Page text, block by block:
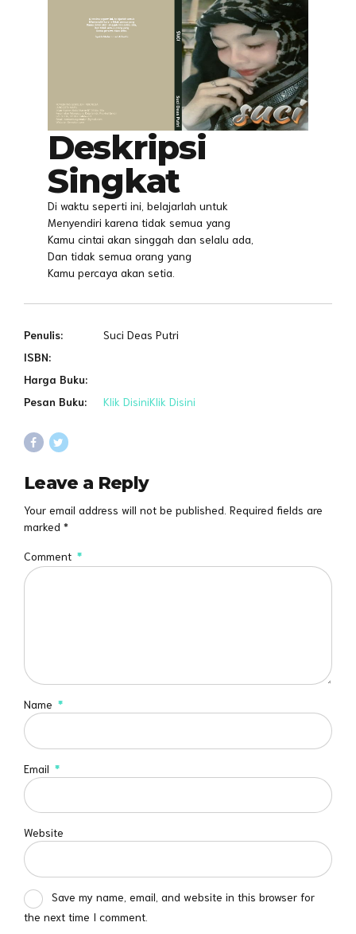
Deskripsi
Singkat
Di waktu seperti ini, belajarlah untuk
Menyendiri karena tidak semua yang
Kamu cintai akan singgah dan selalu ada,
Dan tidak semua orang yang
Kamu percaya akan setia.
Penulis:
Suci Deas Putri
ISBN:
Harga Buku:
Pesan Buku:
Klik DisiniKlik Disini
Leave a Reply
Your email address will not be published. Required fields are
marked *
Comment *
Name *
Email *
Website
Save my name, email, and website in this browser for
the next time I comment.